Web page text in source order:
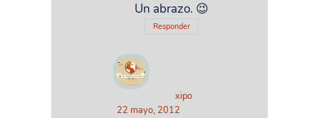
Un abrazo. 😉
Responder
xipo
22 mayo, 2012